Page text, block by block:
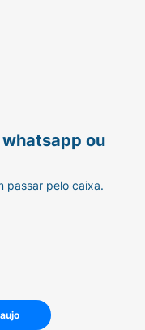
ou
passar pelo caixa.